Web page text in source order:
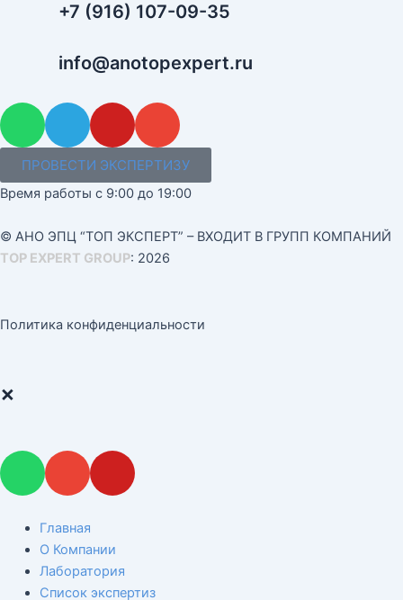
+7 (916) 107-09-35
info@anotopexpert.ru
W
a
t
s
a
p
p
T
l
e
g
r
a
m
Y
u
t
u
b
e
E
v
e
l
o
p
e
ПРОВЕСТИ ЭКСПЕРТИЗУ
Время работы с 9:00 до 19:00
© АНО ЭПЦ “ТОП ЭКСПЕРТ” – ВХОДИТ В ГРУПП КОМПАНИЙ
TOP EXPERT GROUP: 2026
Политика конфиденциальности
×
W
t
s
a
E
e
l
o
Y
u
b
Главная
О Компании
Лаборатория
Список экспертиз